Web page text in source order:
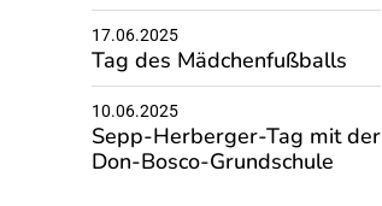
17.06.2025
Tag des Mädchenfußballs
10.06.2025
Sepp-Herberger-Tag mit der
Don-Bosco-Grundschule